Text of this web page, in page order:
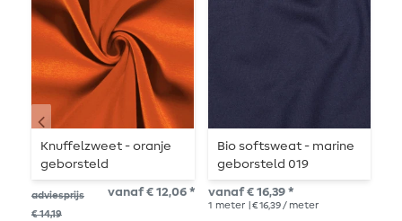
Knuffelzweet - oranje
geborsteld
adviesprijs
€ 14,19
vanaf € 12,06 *
Bio softsweat - marine
geborsteld 019
vanaf € 16,39 *
1 meter | € 16,39 / meter